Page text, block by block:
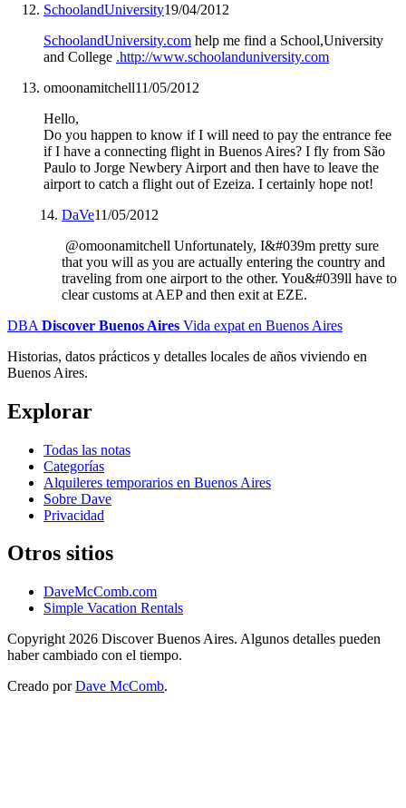
SchoolandUniversity19/04/2012
SchoolandUniversity.com help me find a School,University
and College .http://www.schoolanduniversity.com
omoonamitchell11/05/2012
Hello,
Do you happen to know if I will need to pay the entrance fee
if I have a connecting flight in Buenos Aires? I fly from São
Paulo to Jorge Newbery Airport and then have to leave the
airport to catch a flight out of Ezeiza. I certainly hope not!
DaVe11/05/2012
@omoonamitchell Unfortunately, I&#039m pretty sure
that you will as you are actually entering the country and
traveling from one airport to the other. You&#039ll have to
clear customs at AEP and then exit at EZE.
DBA Discover Buenos Aires Vida expat en Buenos Aires
Historias, datos prácticos y detalles locales de años viviendo en
Buenos Aires.
Explorar
Todas las notas
Categorías
Alquileres temporarios en Buenos Aires
Sobre Dave
Privacidad
Otros sitios
DaveMcComb.com
Simple Vacation Rentals
Copyright 2026 Discover Buenos Aires. Algunos detalles pueden
haber cambiado con el tiempo.
Creado porDave McComb.